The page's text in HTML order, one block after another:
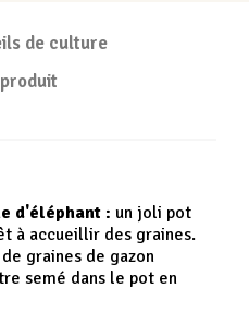
de culture
d'éléphant : un joli pot
à accueillir des graines.
graines de gazon
semé dans le pot en